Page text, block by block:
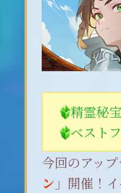
精霊秘
ベスト
今回のアッ
ン 」開催！